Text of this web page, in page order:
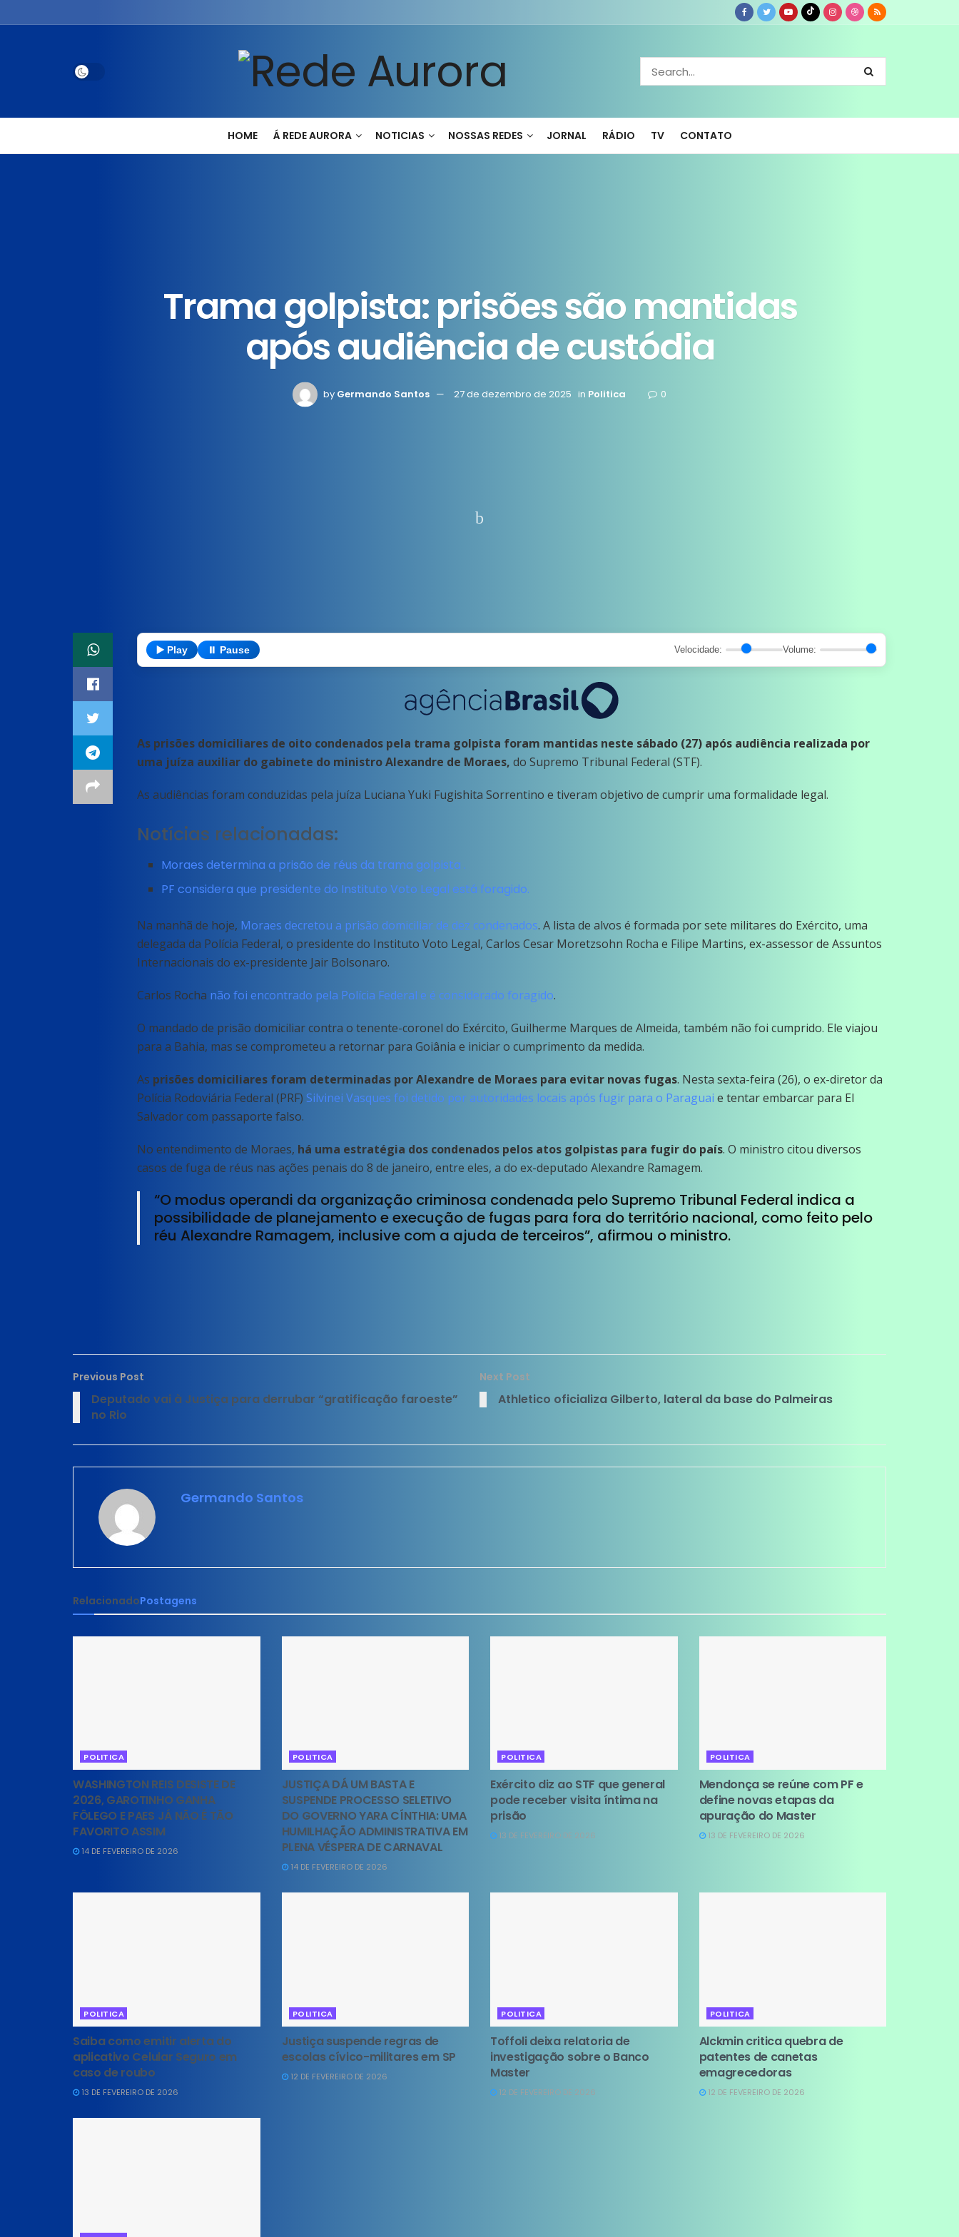
HOME Á REDE AURORA NOTICIAS NOSSAS REDES JORNAL RÁDIO TV CONTATO
Trama golpista: prisões são mantidas
após audiência de custódia
by Germando Santos 27 de dezembro de 2025 in Politica 0
▶️ Play ⏸️ Pause Velocidade: Volume:
As prisões domiciliares de oito condenados pela trama golpista foram mantidas neste sábado (27) após audiência realizada por
uma juíza auxiliar do gabinete do ministro Alexandre de Moraes, do Supremo Tribunal Federal (STF).
As audiências foram conduzidas pela juíza Luciana Yuki Fugishita Sorrentino e tiveram objetivo de cumprir uma formalidade legal.
Notícias relacionadas:
Moraes determina a prisão de réus da trama golpista .
PF considera que presidente do Instituto Voto Legal está foragido.
Na manhã de hoje, Moraes decretou a prisão domiciliar de dez condenados. A lista de alvos é formada por sete militares do Exército, uma
delegada da Polícia Federal, o presidente do Instituto Voto Legal, Carlos Cesar Moretzsohn Rocha e Filipe Martins, ex-assessor de Assuntos
Internacionais do ex-presidente Jair Bolsonaro.
Carlos Rocha não foi encontrado pela Polícia Federal e é considerado foragido.
O mandado de prisão domiciliar contra o tenente-coronel do Exército, Guilherme Marques de Almeida, também não foi cumprido. Ele viajou
para a Bahia, mas se comprometeu a retornar para Goiânia e iniciar o cumprimento da medida.
As prisões domiciliares foram determinadas por Alexandre de Moraes para evitar novas fugas. Nesta sexta-feira (26), o ex-diretor da
Polícia Rodoviária Federal (PRF) Silvinei Vasques foi detido por autoridades locais após fugir para o Paraguai e tentar embarcar para El
Salvador com passaporte falso.
No entendimento de Moraes, há uma estratégia dos condenados pelos atos golpistas para fugir do país. O ministro citou diversos
casos de fuga de réus nas ações penais do 8 de janeiro, entre eles, a do ex-deputado Alexandre Ramagem.
“O modus operandi da organização criminosa condenada pelo Supremo Tribunal Federal indica a
possibilidade de planejamento e execução de fugas para fora do território nacional, como feito pelo
réu Alexandre Ramagem, inclusive com a ajuda de terceiros”, afirmou o ministro.
Previous Post
Deputado vai à Justiça para derrubar “gratificação faroeste”
no Rio
Next Post
Athletico oficializa Gilberto, lateral da base do Palmeiras
Germando Santos
RelacionadoPostagens
POLITICA
WASHINGTON REIS DESISTE DE
2026, GAROTINHO GANHA
FÔLEGO E PAES JÁ NÃO É TÃO
FAVORITO ASSIM
14 DE FEVEREIRO DE 2026
POLITICA
JUSTIÇA DÁ UM BASTA E
SUSPENDE PROCESSO SELETIVO
DO GOVERNO YARA CÍNTHIA: UMA
HUMILHAÇÃO ADMINISTRATIVA EM
PLENA VÉSPERA DE CARNAVAL
14 DE FEVEREIRO DE 2026
POLITICA
Exército diz ao STF que general
pode receber visita íntima na
prisão
13 DE FEVEREIRO DE 2026
POLITICA
Mendonça se reúne com PF e
define novas etapas da
apuração do Master
13 DE FEVEREIRO DE 2026
POLITICA
Saiba como emitir alerta do
aplicativo Celular Seguro em
caso de roubo
13 DE FEVEREIRO DE 2026
POLITICA
Justiça suspende regras de
escolas cívico-militares em SP
12 DE FEVEREIRO DE 2026
POLITICA
Toffoli deixa relatoria de
investigação sobre o Banco
Master
12 DE FEVEREIRO DE 2026
POLITICA
Alckmin critica quebra de
patentes de canetas
emagrecedoras
12 DE FEVEREIRO DE 2026